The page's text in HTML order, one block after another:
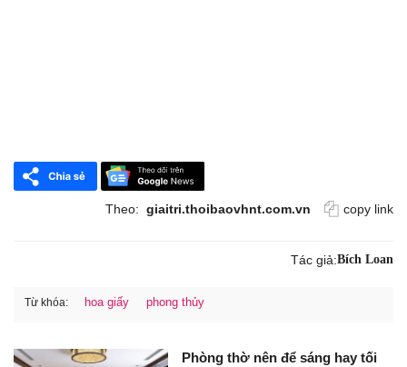
Theo: giaitri.thoibaovhnt.com.vn copy link
Tác giả:Bích Loan
Từ khóa: hoa giấy phong thủy
Phòng thờ nên để sáng hay tối